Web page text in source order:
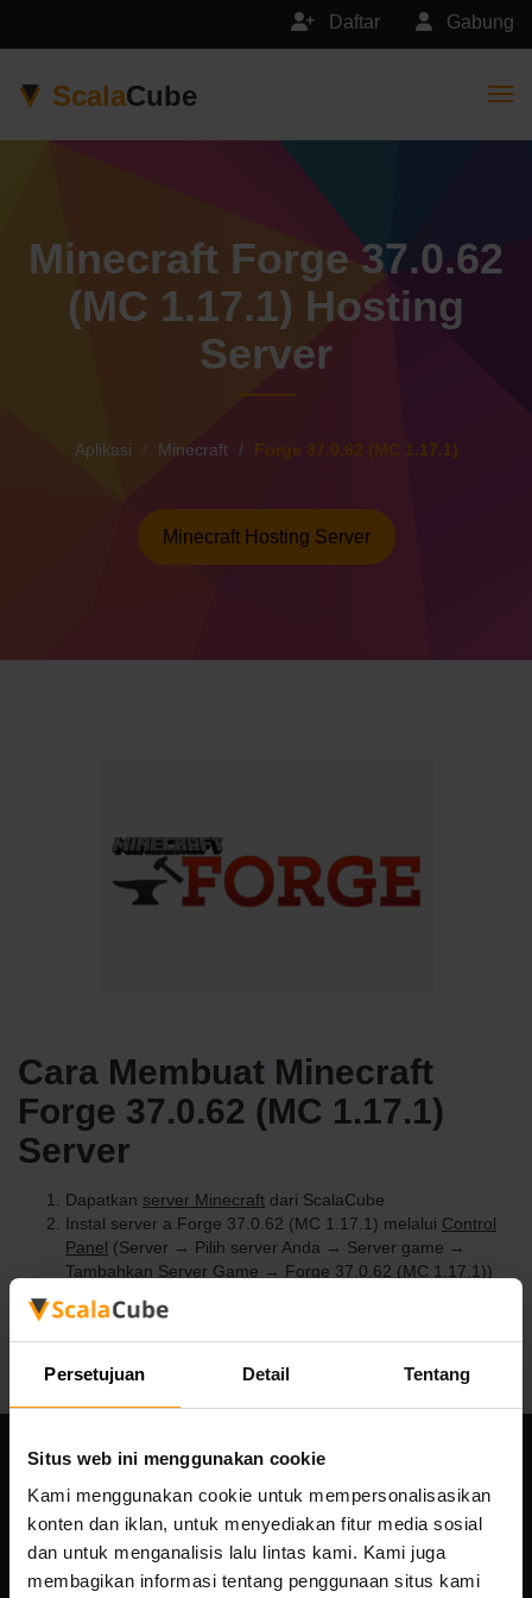
Persetujuan Detail Tentang
Situs web ini menggunakan cookie
Kami menggunakan cookie untuk mempersonalisasikan
konten dan iklan, untuk menyediakan fitur media sosial
dan untuk menganalisis lalu lintas kami. Kami juga
membagikan informasi tentang penggunaan situs kami
Gabung
Daftar
ScalaCube
Minecraft Forge 37.0.62
(MC 1.17.1) Hosting
Server
Aplikasi Minecraft Forge 37.0.62 (MC 1.17.1)
Minecraft Hosting Server
Cara Membuat Minecraft
Forge 37.0.62 (MC 1.17.1)
Server
Dapatkan server Minecraft dari ScalaCube
Instal server a Forge 37.0.62 (MC 1.17.1) melalui Control
Panel (Server → Pilih server Anda → Server game →
Tambahkan Server Game → Forge 37.0.62 (MC 1.17.1))
Selamat bermain di server!
Perusahaan kami
Scalable Hosting Solutions OÜ